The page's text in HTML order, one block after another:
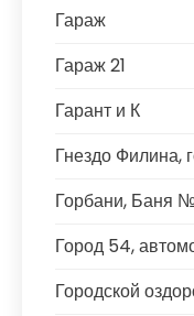
Гараж
Гараж 21
Гарант и К
Гнездо Филина,
Горбани, Баня
Город 54,
Городской